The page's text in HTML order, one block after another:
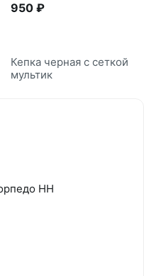
950 ₽
Кепка черная с сеткой
мультик
НН